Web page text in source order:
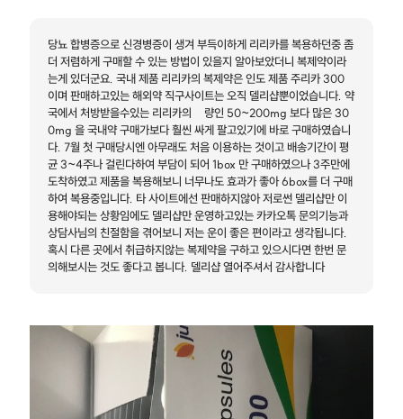
당뇨 합병증으로 신경병증이 생겨 부득이하게 리리카를 복용하던중 좀
더 저렴하게 구매할 수 있는 방법이 있을지 알아보았더니 복제약이라
는게 있더군요. 국내 제품 리리카의 복제약은 인도 제품 주리카 300
이며 판매하고있는 해외약 직구사이트는 오직 델리샵뿐이었습니다. 약
국에서 처방받을수있는 리리카의 햠량인 50~200mg 보다 많은 30
0mg 을 국내약 구매가보다 훨씬 싸게 팔고있기에 바로 구매하였습니
다. 7월 첫 구매당시엔 아무래도 처음 이용하는 것이고 배송기간이 평
균 3~4주나 걸린다하여 부담이 되어 1box 만 구매하였으나 3주만에
도착하였고 제품을 복용해보니 너무나도 효과가 좋아 6box를 더 구매
하여 복용중입니다. 타 사이트에선 판매하지않아 저로썬 델리샵만 이
용해야되는 상황임에도 델리샵만 운영하고있는 카카오톡 문의기능과
상담사님의 친절함을 겪어보니 저는 운이 좋은 편이라고 생각됩니다.
혹시 다른 곳에서 취급하지않는 복제약을 구하고 있으시다면 한번 문
의해보시는 것도 좋다고 봅니다. 델리샵 열어주셔서 감사합니다